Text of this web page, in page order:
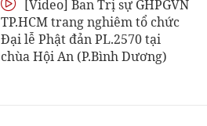
[Video] Ban Trị sự GHPGVN
TP.HCM trang nghiêm tổ chức
Đại lễ Phật đản PL.2570 tại
chùa Hội An (P.Bình Dương)